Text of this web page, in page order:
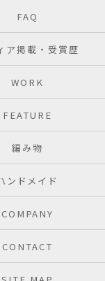
FAQ
ア掲載・受賞歴
WORK
FEATURE
編み物
ンドメイド
COMPANY
CONTACT